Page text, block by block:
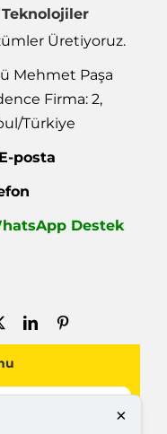
sistemlerinin ISO
1983 yılından beri
gelen verilerin
amacıyla ağ ve
ve testlerle yatırım
×